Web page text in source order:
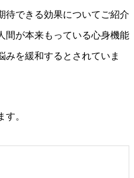
待できる効果についてご紹介
間が本来もっている心身機能
みを緩和するとされていま
。